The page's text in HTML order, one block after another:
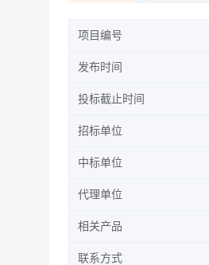
项目编号
发布时间
投标截止时间
招标单位
中标单位
代理单位
相关产品
联系方式